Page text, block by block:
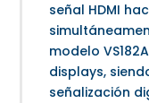
señal HDMI
modelo
displays,
señalización